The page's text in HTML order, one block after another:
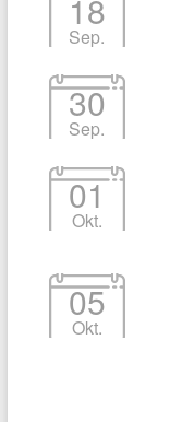
18
Sep.
30
Sep.
01
Okt.
05
Okt.